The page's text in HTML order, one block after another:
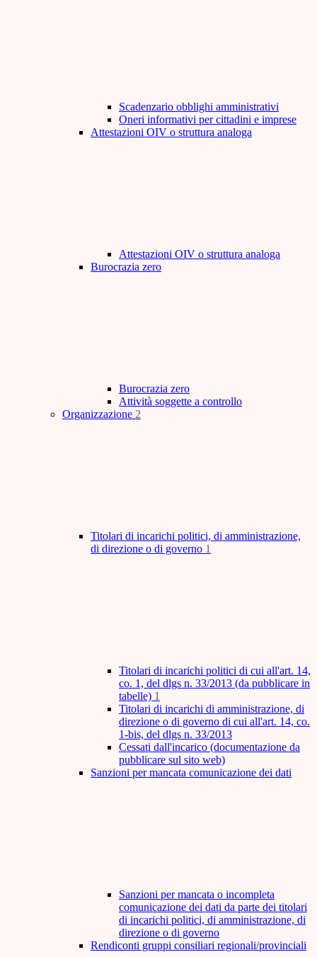
Scadenzario obblighi amministrativi
Oneri informativi per cittadini e imprese
Attestazioni OIV o struttura analoga
Attestazioni OIV o struttura analoga
Burocrazia zero
Burocrazia zero
Attività soggette a controllo
Organizzazione 2
Titolari di incarichi politici, di amministrazione,
di direzione o di governo 1
Titolari di incarichi politici di cui all'art. 14,
co. 1, del dlgs n. 33/2013 (da pubblicare in
tabelle) 1
Titolari di incarichi di amministrazione, di
direzione o di governo di cui all'art. 14, co.
1-bis, del dlgs n. 33/2013
Cessati dall'incarico (documentazione da
pubblicare sul sito web)
Sanzioni per mancata comunicazione dei dati
Sanzioni per mancata o incompleta
comunicazione dei dati da parte dei titolari
di incarichi politici, di amministrazione, di
direzione o di governo
Rendiconti gruppi consiliari regionali/provinciali